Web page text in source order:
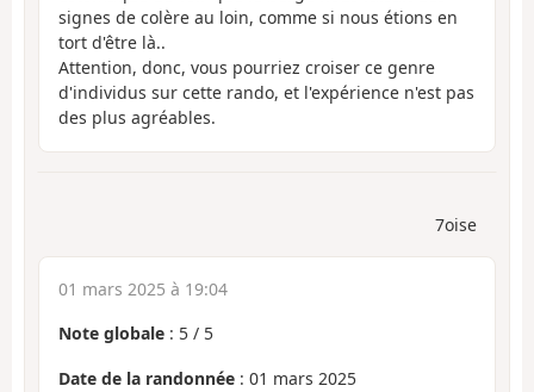
signes de colère au loin, comme si nous étions en
tort d'être là..
Attention, donc, vous pourriez croiser ce genre
d'individus sur cette rando, et l'expérience n'est pas
des plus agréables.
7oise
01 mars 2025 à 19:04
Note globale : 5 / 5
Date de la randonnée : 01 mars 2025